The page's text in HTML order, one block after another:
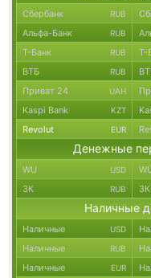
Сбербанк RUB
Альфа-Банк RUB
Т-Банк RUB Т-
ВТБ RUB
Приват 24 UAH
Kaspi Bank KZT
Revolut EUR
Денежные
WU USD
ЗК RUB ЗК
Наличные
Наличные USD
Наличные RUB
Наличные EUR